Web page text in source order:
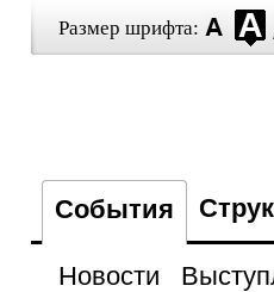
Размер шрифта:
События
Новости